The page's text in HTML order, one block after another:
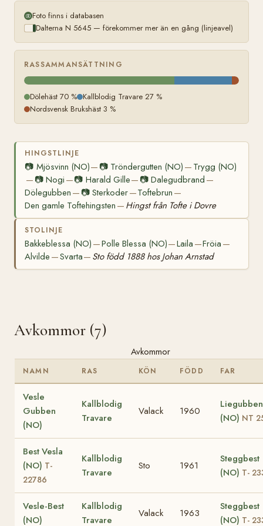
Foto finns i databasen
Dalterna N 5645 — förekommer mer än en gång (linjeavel)
RASSAMMANSÄTTNING
Dölehäst 70 % Kallblodig Travare 27 %
Nordsvensk Brukshäst 3 %
HINGSTLINJE
📷 Mjösvinn (NO)— 📷 Tröndergutten (NO) — Trygg (NO)
— 📷Nogi —📷 Harald Gille— 📷Dalegudbrand —
Dölegubben — 📷Sterkoder—Toftebrun —
Den gamle Toftehingsten — Hingst från Tofte i Dovre
STOLINJE
Bakkeblessa (NO) —Polle Blessa (NO)—Laila —Fröia —
Alvilde —Svarta— Sto född 1888 hos Johan Arnstad
Avkommor (7)
Avkommor
NAMN RAS KÖN FÖDD FAR
Vesle
Gubben
(NO)
Kallblodig
Travare
Valack 1960
Liegubben
(NO) NT
Best Vesla
(NO) T-
22786
Kallblodig
Travare
Sto 1961
Steggbest
(NO) T-
Vesle-Best
(NO)
Kallblodig
Travare
Valack 1963
Steggbest
(NO) T-